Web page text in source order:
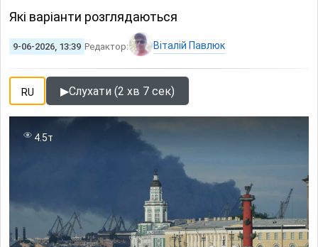
Які варіанти розглядаються
9-06-2026, 13:39 Редактор: Віталій Павлюк
RU ▶Слухати (2 хв 7 сек)
4.5т